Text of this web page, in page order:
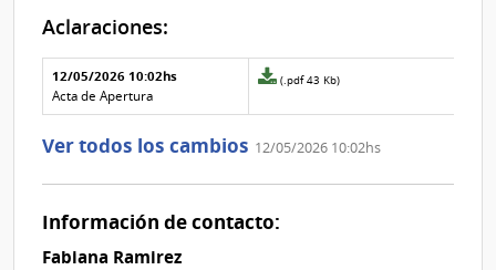
Aclaraciones:
Aclaraciones del llamado
Fecha y
texto de
la
Archivo
de la
12/05/2026 10:02hs
Acta de Apertura
Archivo
de
aclaración
0
(.pdf 43 Kb)
Ver todos los cambios 12/05/2026 10:02hs
Información de contacto:
Fabiana Ramirez